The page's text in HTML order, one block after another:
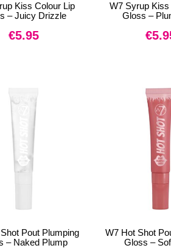
Kiss Colour Lip
– Juicy Drizzle
€5.95
W7 Syrup Kiss
Gloss –
€
Pout Plumping
– Naked Plump
W7 Hot Shot
Gloss –